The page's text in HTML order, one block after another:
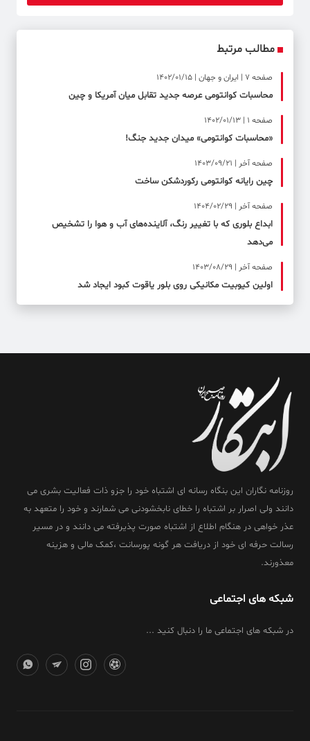
مطالب مرتبط
صفحه ۷ | ایران و جهان | 1402/01/15
محاسبات کوانتومی عرصه جدید تقابل میان آمریکا و چین
صفحه ۱ | 1402/01/13
«محاسبات کوانتومی» میدان جدید جنگ!
صفحه آخر | 1403/09/21
چین رایانه کوانتومی رکوردشکن ساخت
صفحه آخر | 1404/02/29
ابداع بلوری که با تغییر رنگ، آلاینده‌های آب و هوا را تشخیص
می‌دهد
صفحه آخر | 1403/08/29
اولین کیوبیت مکانیکی روی بلور یاقوت کبود ایجاد شد
روزنامه نگاران این بنگاه رسانه ای اشتباه خود را جزو ذات فعالیت بشری می
دانند ولی اصرار بر اشتباه را خطای نابخشودنی می شمارند و خود را متعهد به
عذر خواهی در هنگام اطلاع از اشتباه صورت پذیرفته می دانند و در مسیر
رسالت حرفه ای خود از دریافت هر گونه پورسانت ،کمک مالی و هزینه
معذورند.
شبکه های اجتماعی
در شبکه های اجتماعی ما را دنبال کنید ...